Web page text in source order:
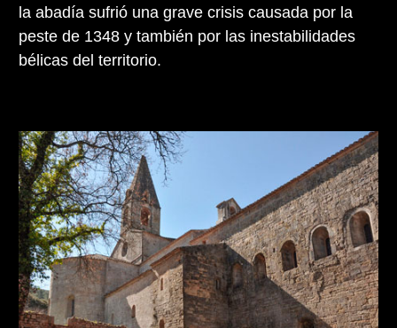
la abadía sufrió una grave crisis causada por la
peste de 1348 y también por las inestabilidades
bélicas del territorio.